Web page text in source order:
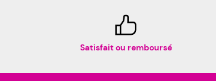
Satisfait ou remboursé